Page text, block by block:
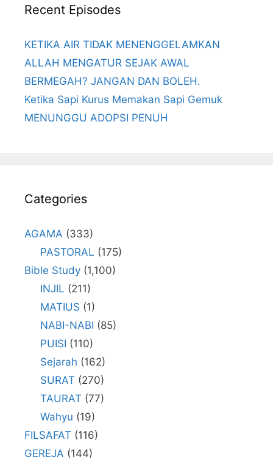
Recent Episodes
KETIKA AIR TIDAK MENENGGELAMKAN
ALLAH MENGATUR SEJAK AWAL
BERMEGAH? JANGAN DAN BOLEH.
Ketika Sapi Kurus Memakan Sapi Gemuk
MENUNGGU ADOPSI PENUH
Categories
AGAMA (333)
PASTORAL (175)
Bible Study (1,100)
INJIL (211)
MATIUS (1)
NABI-NABI (85)
PUISI (110)
Sejarah (162)
SURAT (270)
TAURAT (77)
Wahyu (19)
FILSAFAT (116)
GEREJA (144)